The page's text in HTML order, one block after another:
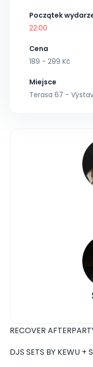
Początek
22:00
Cena
189 - 299 Kč
Miejsce
Terasa 67 -
RECOVER
DJS SETS BY KEWU +